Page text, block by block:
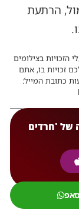
הרתעת
הזכויות בצילומים
זכויות בו, אתם
כתובת המייל:
של 'חרדים